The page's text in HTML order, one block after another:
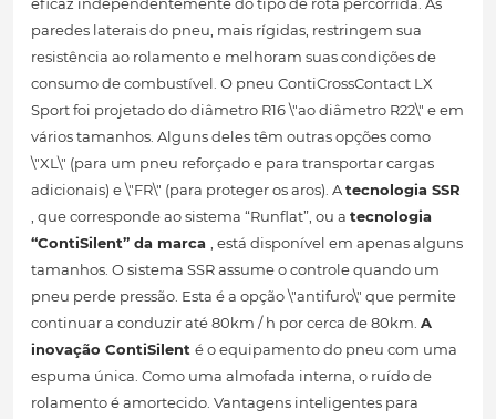
eficaz independentemente do tipo de rota percorrida. As
paredes laterais do pneu, mais rígidas, restringem sua
resistência ao rolamento e melhoram suas condições de
consumo de combustível. O pneu ContiCrossContact LX
Sport foi projetado do diâmetro R16 \"ao diâmetro R22\" e em
vários tamanhos. Alguns deles têm outras opções como
\"XL\" (para um pneu reforçado e para transportar cargas
adicionais) e \"FR\" (para proteger os aros). Atecnologia SSR
, que corresponde ao sistema “Runflat”, ou a tecnologia
“ContiSilent” da marca , está disponível em apenas alguns
tamanhos. O sistema SSR assume o controle quando um
pneu perde pressão. Esta é a opção \"antifuro\" que permite
continuar a conduzir até 80km / h por cerca de 80km. A
inovação ContiSilent é o equipamento do pneu com uma
espuma única. Como uma almofada interna, o ruído de
rolamento é amortecido. Vantagens inteligentes para